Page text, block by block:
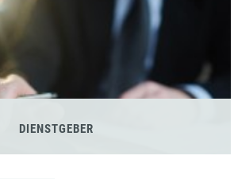
DIENSTGEBER